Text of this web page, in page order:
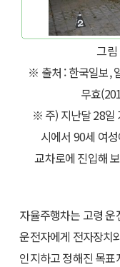
그
※ 출처 : 한국일보,
무효
※ 주) 지난달 28일
시에서 90세 여
교차로에 진입해
자율주행차는 고령
운전자에게 전자장치
인지하고 정해진 목